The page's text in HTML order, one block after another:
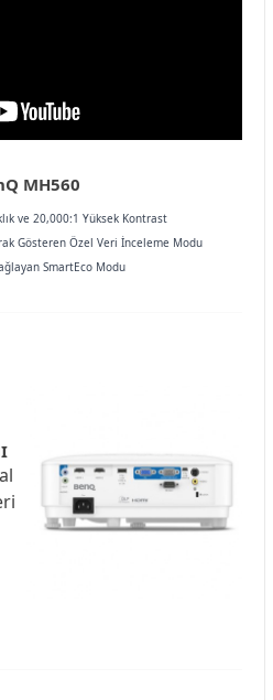
MH560
ve 20,000:1 Yüksek Kontrast
Gösteren Özel Veri İnceleme Modu
SmartEco Modu